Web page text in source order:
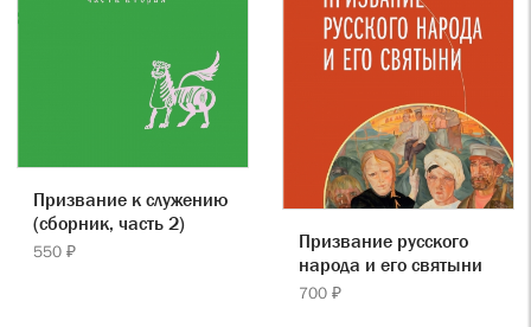
Призвание к служению
(сборник, часть 2)
550 ₽
Призвание русского
народа и его святыни
700 ₽